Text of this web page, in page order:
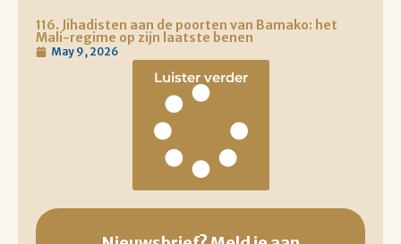
116. Jihadisten aan de poorten van Bamako: het
Mali-regime op zijn laatste benen
May 9, 2026
Luister verder